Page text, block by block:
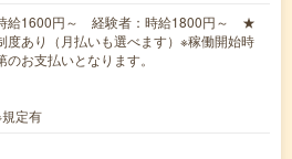
給1600円～ 経験者：時給1800円～ ★
度あり（月払いも選べます）※稼働開始時
お支払いとなります。
定有